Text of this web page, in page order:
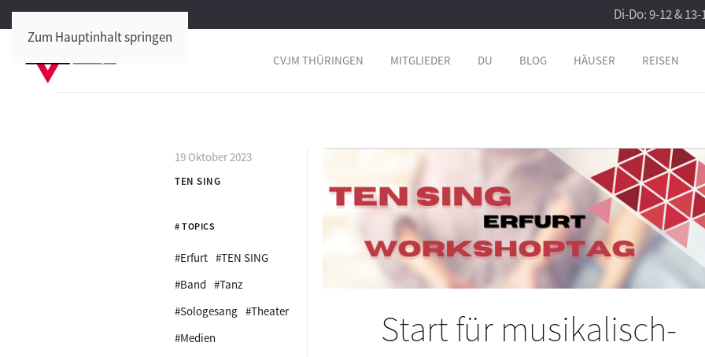
Zum Hauptinhalt springen
Di-Do: 9-12 &
CVJM THÜRINGEN MITGLIEDER DU BLOG HÄUSER REISEN
19 Oktober 2023
TEN SING
# TOPICS
#Erfurt #TEN SING
#Band #Tanz
#Sologesang #Theater
#Medien
Start für musikalisch-